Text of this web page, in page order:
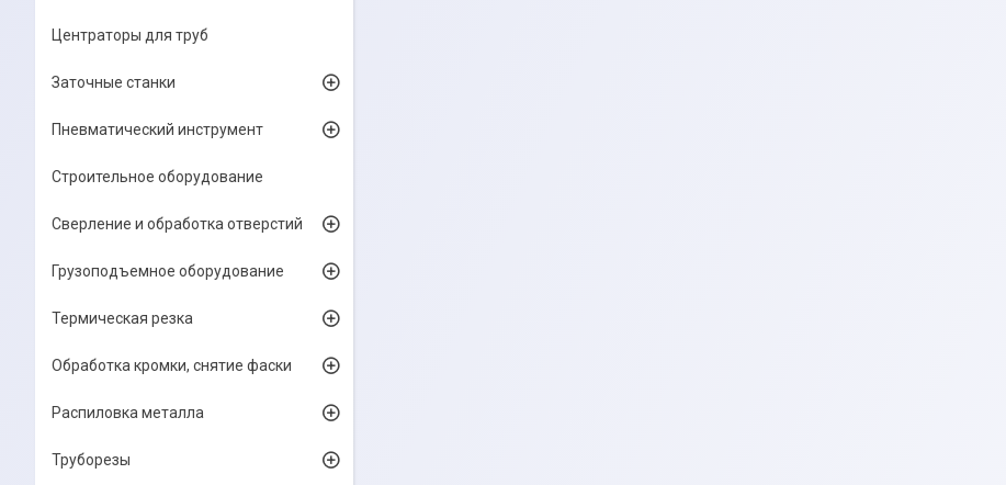
Центраторы для труб
Заточные станки
Пневматический инструмент
Строительное оборудование
Сверление и обработка отверстий
Грузоподъемное оборудование
Термическая резка
Обработка кромки, снятие фаски
Распиловка металла
Труборезы